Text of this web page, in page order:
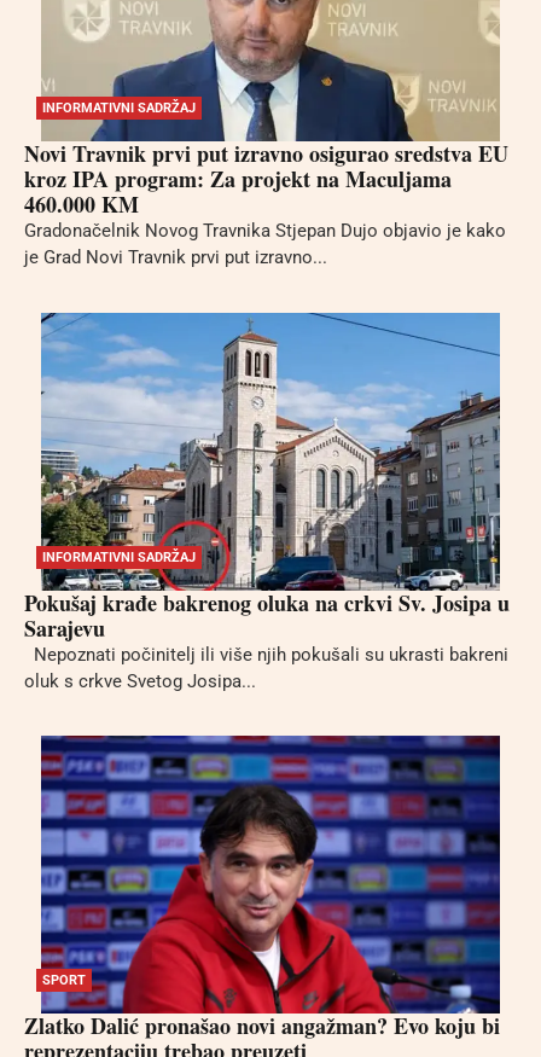
INFORMATIVNI SADRŽAJ
Novi Travnik prvi put izravno osigurao sredstva EU
kroz IPA program: Za projekt na Maculjama
460.000 KM
Gradonačelnik Novog Travnika Stjepan Dujo objavio je kako
je Grad Novi Travnik prvi put izravno...
INFORMATIVNI SADRŽAJ
Pokušaj krađe bakrenog oluka na crkvi Sv. Josipa u
Sarajevu
Nepoznati počinitelj ili više njih pokušali su ukrasti bakreni
oluk s crkve Svetog Josipa...
SPORT
Zlatko Dalić pronašao novi angažman? Evo koju bi